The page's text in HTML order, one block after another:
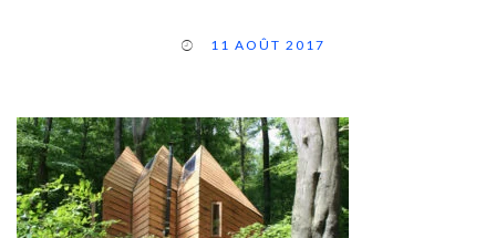
11 AOÛT 2017